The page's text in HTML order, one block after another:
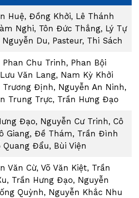
Huệ, Đồng Khởi, Lê Thánh
Nghi, Tôn Đức Thắng, Lý Tự
Nguyễn Du, Pasteur, Thi Sách
Phan Chu Trinh, Phan Bội
Văn Lang, Nam Kỳ Khởi
Trương Định, Nguyễn An Ninh,
Trung Trực, Trần Hưng Đạo
Đạo, Nguyễn Cư Trinh, Cô
Giang, Đề Thám, Trần Đình
Quang Đẩu, Bùi Viện
Văn Cừ, Võ Văn Kiệt, Trần
Trần Hưng Đạo, Nguyễn
Quỳnh, Nguyễn Khắc Nhu